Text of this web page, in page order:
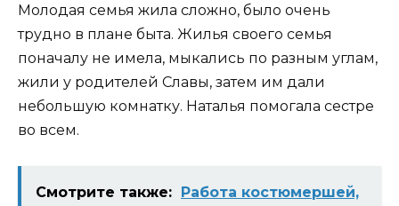
Молодая семья жила сложно, было очень
трудно в плане быта. Жилья своего семья
поначалу не имела, мыкались по разным углам,
жили у родителей Славы, затем им дали
небольшую комнатку. Наталья помогала сестре
во всем.
Смотрите также: Работа костюмершей,